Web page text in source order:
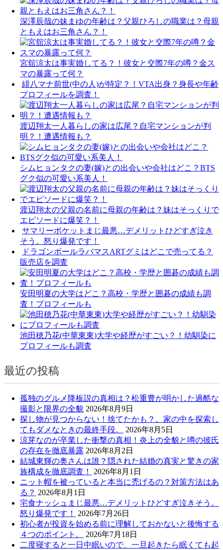
深澤辰哉の妹まゆの年齢は？父親ひろしの職業は？母親
ともえはお三角さん？！
宮舘涼太は事実婚してる？！彼女と交際7年の噂？金ス
マの暴露って何？
緋八マナ前世(中の人)が特定？！VTA出身？身長や年齢
プロフィールを調査！
渡辺翔太一人暮らしの家は広尾？自宅マンションが判
明？！遭遇情報も？
シムヒョンタクの妻(嫁)との出会いや会社はどこ？BTS
グク似の可愛い系美人！
渡辺翔太の父親の名前に母親の年齢は？妹はそっくりで
エピソードに爆笑？！
サマリーポケットまじ最悪…デメリットひどすぎ泣き
そう。怒り爆発です！
ドラゴンボールラバマスARTグミはどこで売ってる？
販売店を調査
安田明夏の大学はどこ？高校・学歴と囲碁の成績も調
査！プロフィールも
池田穂乃花(中華東東)大学や経歴がすごい？！幼馴染に
プロフィールも調査
最近の投稿
孤独のグルメ降板説の真相は？松重豊が明かした過酷な
撮影と限界の全貌 2026年8月9日
探し物が見つからない！捨てたかも？。家の中を探索し
てもダメなときの最終手段。
2026年8月5日
涼芽なのが卒業した衝撃の真相！炎上の全貌と噂の彼氏
の存在を徹底暴露 2026年8月2日
結城東輝の奥さんは誰？隠された結婚の真実と驚きの家
族構成を徹底調査！
2026年8月1日
ニット帽を被っていると本当に禿げるの？対策方法はあ
る？ 2026年8月1日
宅食ナッシュまじ最悪…デメリットひどすぎ泣きそう。
怒り爆発です！
2026年7月26日
初心者が投資を始める前に理解しておかないと後悔する
４つのポイント。
2026年7月18日
二度寝すると一日中眠いので、一旦起きたら眠くても起